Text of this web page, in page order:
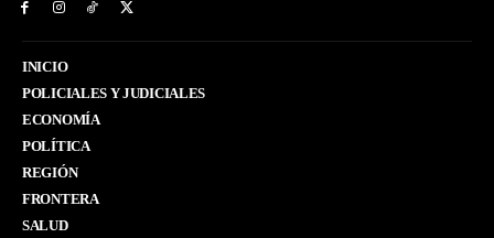
INICIO
POLICIALES Y JUDICIALES
ECONOMÍA
POLÍTICA
REGIÓN
FRONTERA
SALUD